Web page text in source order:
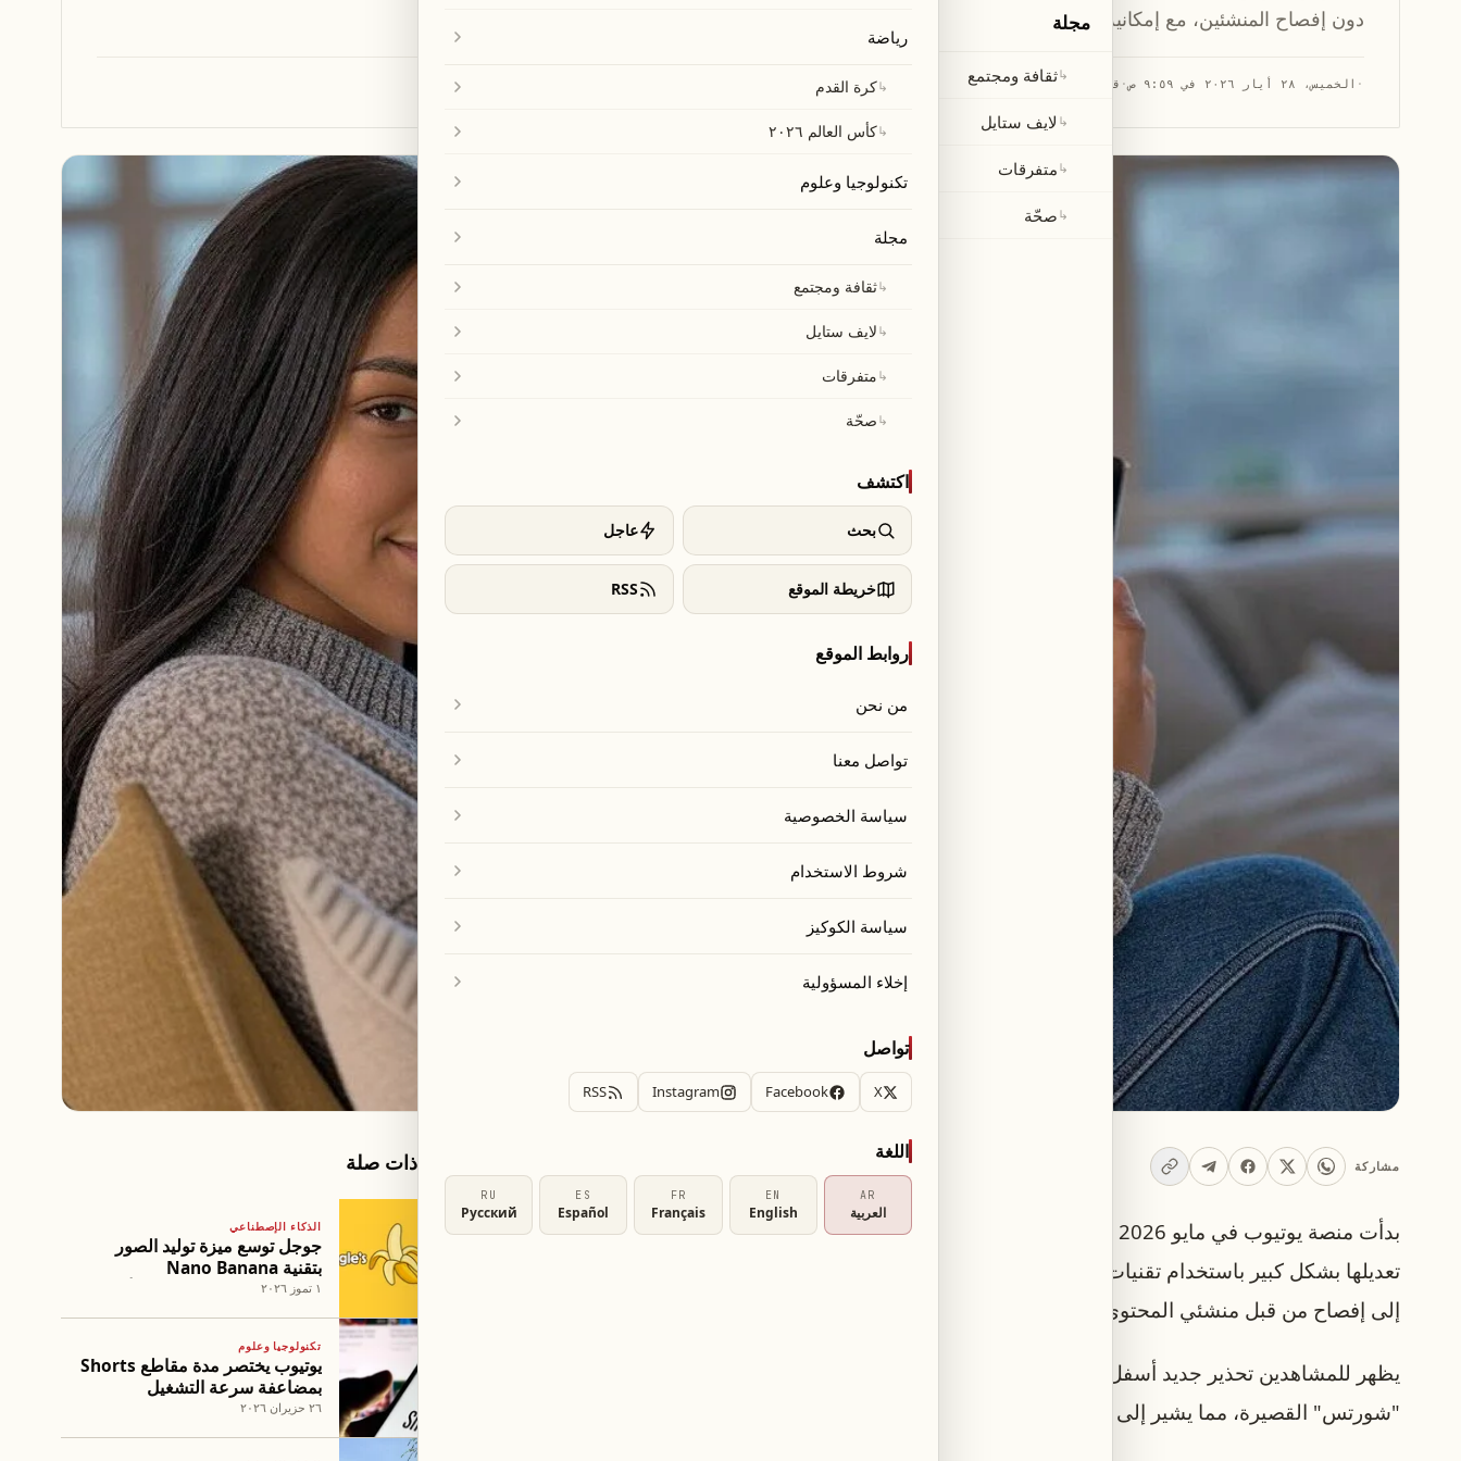
دون إفصاح المنشئين، مع إمكانية الطعن على التصنيف في بعض الحالات.
· الخميس، ٢٨ أيار ٢٠٢٦ في ٩:٥٩ ص · قراءة 2 دقيقتان
مشاركة
بدأت منصة يوتيوب في مايو 2026 بتطبيق نظام جديد يكتشف تلقائيًا الفيديوهات التي تم إنشاؤها أو تم
تعديلها بشكل كبير باستخدام تقنيات الذكاء الاصطناعي التوليدي، ويضع عليها علامات خاصة دون الحاجة
إلى إفصاح من قبل منشئي المحتوى.
يظهر للمشاهدين تحذير جديد أسفل مشغل الفيديوهات العادية، ويُعرض كطبقة فوق فيديوهات
"شورتس" القصيرة، مما يشير إلى استخدام الذكاء الاصطناعي بشكل ملحوظ في المحتوى المرئي.
مقالات ذات صلة
الذكاء الإصطناعي
جوجل توسع ميزة توليد الصور
بتقنية Nano Banana
للمستخدمين المجانيين في أمريكا١ تموز ٢٠٢٦
تكنولوجيا وعلوم
يوتيوب يختصر مدة مقاطع Shorts
بمضاعفة سرعة التشغيل
٢٦ حزيران ٢٠٢٦
مجلة
↳ثقافة ومجتمع
↳ لايف ستايل
↳متفرقات
↳صحّة
رياضة
↳كرة القدم
↳كأس العالم ٢٠٢٦
تكنولوجيا وعلوم
مجلة
↳ثقافة ومجتمع
↳لايف ستايل
↳متفرقات
↳صحّة
اكتشف
بحث عاجل
خريطة الموقع RSS
روابط الموقع
من نحن
تواصل معنا
سياسة الخصوصية
شروط الاستخدام
سياسة الكوكيز
إخلاء المسؤولية
تواصل
X
Facebook
Instagram
RSS
اللغة
AR
العربية
EN
English
FR
Français
ES
Español
RU
Русский